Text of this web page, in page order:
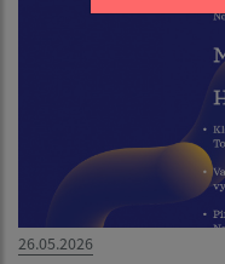
26.05.2026